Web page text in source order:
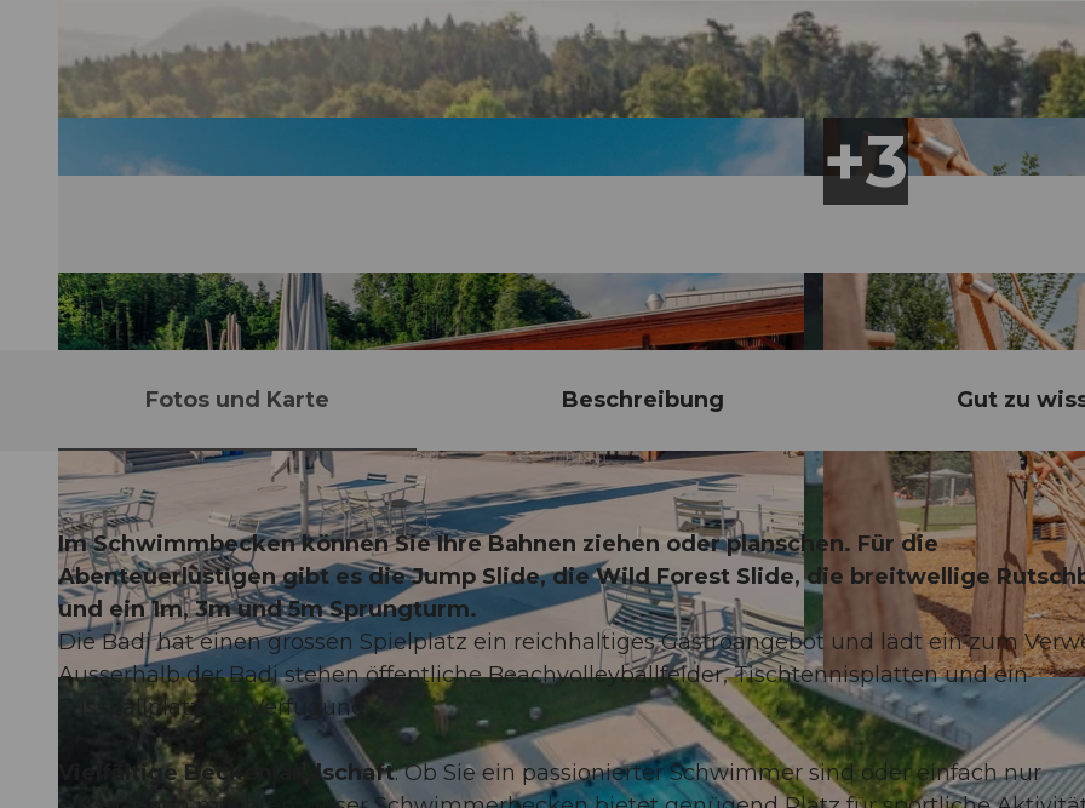
©CC-BY-NC-ND
Fotos und Karte Beschreibung Gut zu
Im Schwimmbecken können Sie Ihre Bahnen ziehen oder planschen. Für die
Abenteuerlustigen gibt es die Jump Slide, die Wild Forest Slide, die breitwellige
und ein 1m, 3m und 5m Sprungturm.
Die Badi hat einen grossen Spielplatz ein reichhaltiges Gastroangebot und lädt ein zum
Ausserhalb der Badi stehen öffentliche Beachvolleyballfelder, Tischtennisplatten und ein
Fussballplatz zur Verfügung
Vielfältige Beckenlandschaft: Ob Sie ein passionierter Schwimmer sind oder einfach nur